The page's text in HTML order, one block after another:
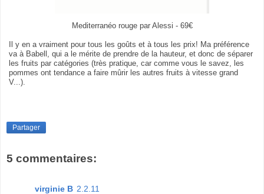
Mediterranéo rouge par Alessi - 69€
Il y en a vraiment pour tous les goûts et à tous les prix! Ma préférence
va à Babell, qui a le mérite de prendre de la hauteur, et donc de séparer
les fruits par catégories (très pratique, car comme vous le savez, les
pommes ont tendance a faire mûrir les autres fruits à vitesse grand
V...).
Partager
5 commentaires:
virginie B 2.2.11